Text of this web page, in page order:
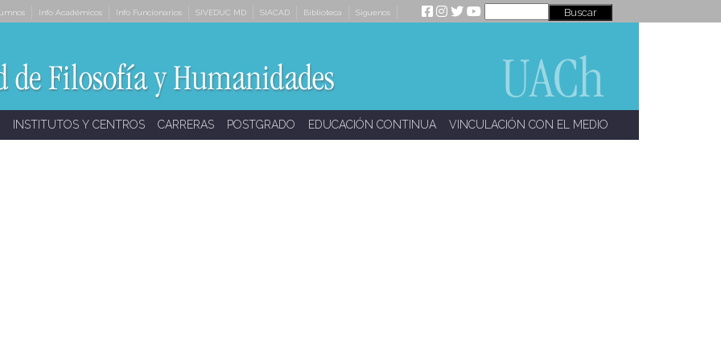
Info Académicos Info Funcionarios SIVEDUC MD SIACAD Biblioteca Síguenos
INSTITUTOS Y CENTROS CARRERAS POSTGRADO EDUCACIÓN CONTINUA VINCULACIÓN CON EL MEDIO